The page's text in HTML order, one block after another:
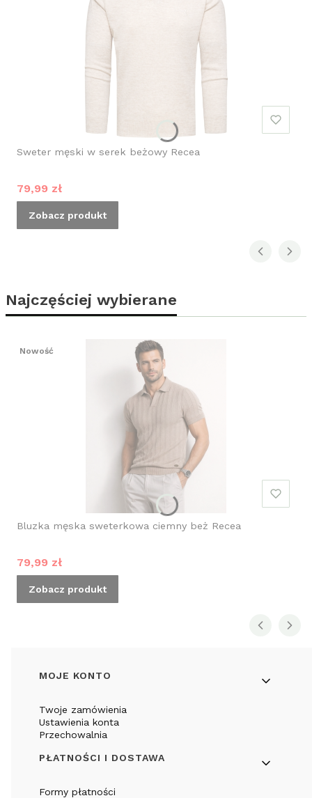
Sweter męski w serek beżowy Recea
Cena promocyjna
79,99 zł
Zobacz produkt
Najczęściej wybierane
Nowość
Bluzka męska sweterkowa ciemny beż Recea
Cena promocyjna
79,99 zł
Zobacz produkt
Linki w stopce
MOJE KONTO
Twoje zamówienia
Ustawienia konta
Przechowalnia
PŁATNOŚCI I DOSTAWA
Formy płatności